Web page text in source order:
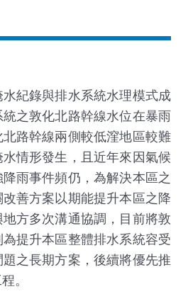
紀錄與排水系統水理模式成
之敦化北路幹線水位在暴雨
路幹線兩側較低漥地區較難
情形發生，且近年來因氣候
雨事件頻仍，為解決本區之
善方案以期能提升本區之降
方多次溝通協調，目前將敦
提升本區整體排水系統容受
之長期方案，後續將優先推
。